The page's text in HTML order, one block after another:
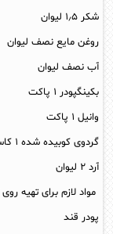
شکر ۱٫۵ لیوان
روغن مایع نصف لیوان
آب نصف لیوان
بکینگپودر ۱ پاکت
وانیل ۱ پاکت
گردوی کوبیده شده ۱ کاسه
آرد ۲ لیوان
مواد لازم برای تهیه
پودر قند